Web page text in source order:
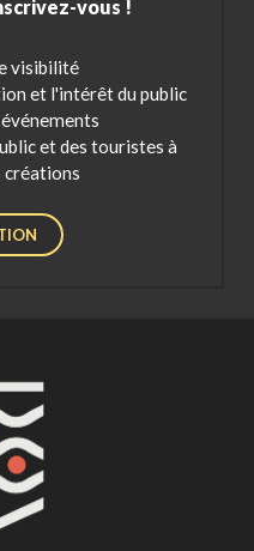
vous !
visibilité
et l'intérêt du public
et des touristes à